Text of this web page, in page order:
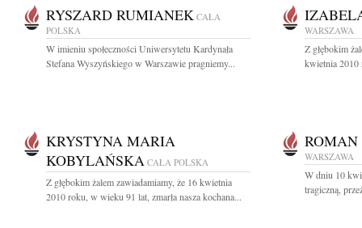
RYSZARD RUMIANEK CAŁA
POLSKA
W imieniu społeczności Uniwersytetu Kardynała
Stefana Wyszyńskiego w Warszawie pragniemy...
WARSZAWA
Z głębokim
kwietnia 2010
KRYSTYNA MARIA
KOBYLAŃSKA CAŁA POLSKA
Z głębokim żalem zawiadamiamy, że 16 kwietnia
2010 roku, w wieku 91 lat, zmarła nasza kochana...
WARSZAWA
W dniu 10
tragiczną,